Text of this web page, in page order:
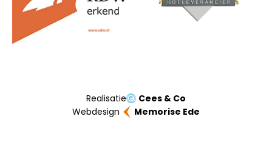
Realisatie
Cees & Co
Webdesign
Memorise Ede